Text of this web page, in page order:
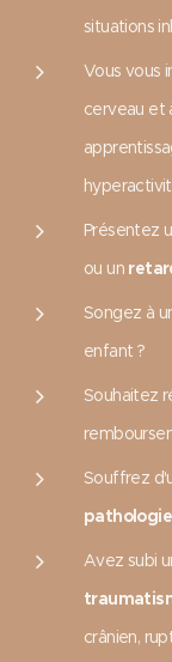
situations
Vous vous
cerveau et
Présentez
ou un
Songez à
enfant ?
Souhaitez
Souffrez
Avez subi
crânien,